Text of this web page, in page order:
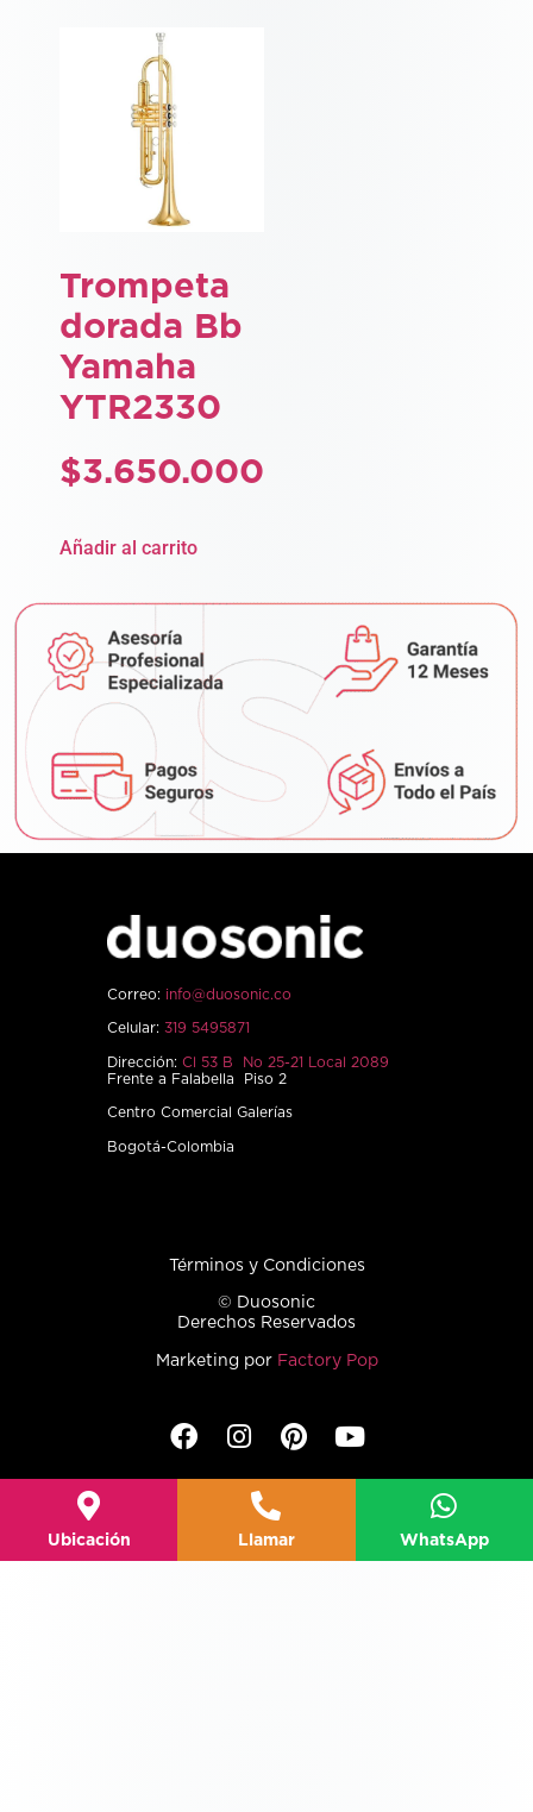
Trompeta
dorada Bb
Yamaha
YTR2330
$3.650.000
Añadir al carrito
Correo: info@duosonic.co
Celular: 319 5495871
Dirección: Cl 53 B No 25-21 Local 2089
Frente a Falabella Piso 2
Centro Comercial Galerías
Bogotá-Colombia
Términos y Condiciones
© Duosonic
Derechos Reservados
Marketing por Factory Pop
Ubicación Llamar WhatsApp